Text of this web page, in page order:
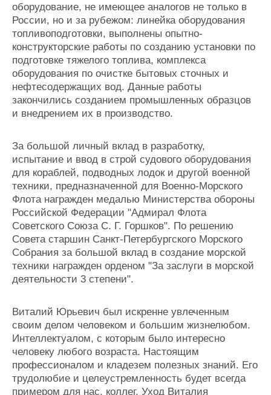
оборудование, не имеющее аналогов не только в
России, но и за рубежом: линейка оборудования
топливоподготовки, выполнены опытно-
конструкторские работы по созданию установки по
подготовке тяжелого топлива, комплекса
оборудования по очистке бытовых сточных и
нефтесодержащих вод. Данные работы
закончились созданием промышленных образцов
и внедрением их в производство.
За большой личный вклад в разработку,
испытание и ввод в строй судового оборудования
для кораблей, подводных лодок и другой военной
техники, предназначенной для Военно-Морского
Флота награжден медалью Министерства обороны
Российской Федерации "Адмирал Флота
Советского Союза С. Г. Горшков". По решению
Совета старшин Санкт-Петербургского Морского
Собрания за большой вклад в создание морской
техники награжден орденом "За заслуги в морской
деятельности 3 степени".
Виталий Юрьевич был искренне увлеченным
своим делом человеком и большим жизнелюбом.
Интеллектуалом, с которым было интересно
человеку любого возраста. Настоящим
профессионалом и кладезем полезных знаний. Его
трудолюбие и целеустремленность будет всегда
примером для нас, коллег. Уход Виталия